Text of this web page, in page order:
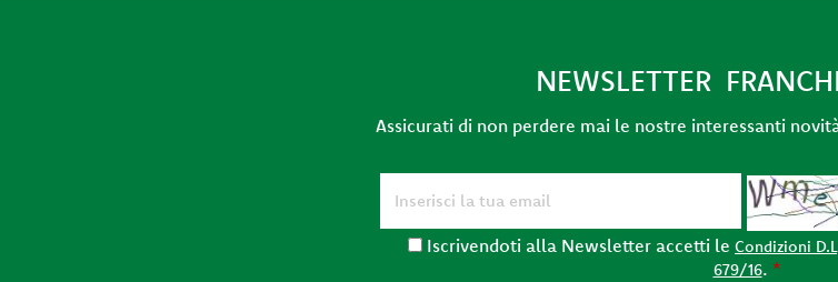
NEWSLETTER
Assicurati di non perdere mai le nostre interessanti
Iscrivendoti alla Newsletter accetti le Condizioni
679/16. *